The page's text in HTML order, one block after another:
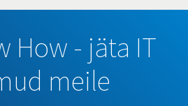
How - jäta IT
meile